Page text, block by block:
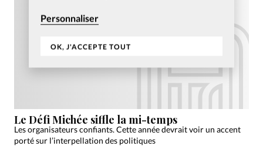
Personnaliser
OK, J'ACCEPTE TOUT
Le Défi Michée siffle la mi-temps
Les organisateurs confiants. Cette année devrait voir un accent
porté sur l’interpellation des politiques